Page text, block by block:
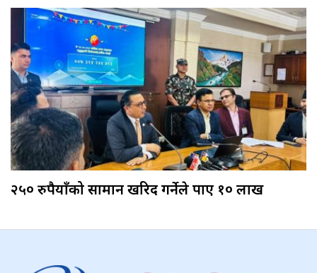
२५० रुपैयाँको सामान खरिद गर्नेले पाए १० लाख